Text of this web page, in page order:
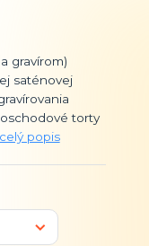
gravírom)
saténovej
torty
celý popis